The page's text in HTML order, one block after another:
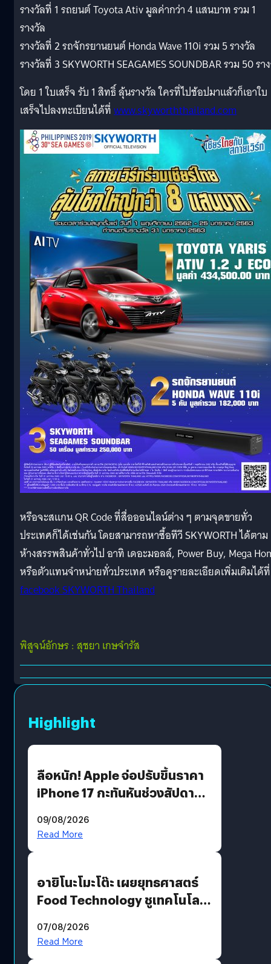
รางวัลที่ 1 รถยนต์ Toyota Ativ มูลค่ากว่า 4 แสนบาท รวม 1
รางวัล
รางวัลที่ 2 รถจักรยานยนต์ Honda Wave 110i รวม 5 รางวัล
รางวัลที่ 3 SKYWORTH SEAGAMES SOUNDBAR รวม 50 รา
โดย 1 ใบเสร็จ รับ 1 สิทธิ์ ลุ้นรางวัล ใครที่ไปช้อปมาแล้วก็เอาใบ
เสร็จไปลงทะเบียนได้ที่www.skyworththailand.com
หรือจะสแกน QR Code ที่สื่อออนไลน์ต่าง ๆ ตามจุดขายทั่ว
ประเทศก็ได้เช่นกัน โดยสามารถหาซื้อทีวี SKYWORTH ได้ตาม
ห้างสรรพสินค้าทั่วไป อาทิ เดอะมอลล์, Power Buy, Mega
หรือตัวแทนจำหน่ายทั่วประเทศ หรือดูรายละเอียดเพิ่มเติมได้ที่
facebook SKYWORTH Thailand
พิสูจน์อักษร : สุชยา เกษจำรัส
Highlight
ลือหนัก! Apple จ่อปรับขึ้นราคา
iPhone 17 กะทันหันช่วงสัปดาห์ที่
09/08/2026
Read More
อายิโนะโมะโต๊ะ เผยยุทธศาสตร์
Food Technology ชูเทคโนโลยี
บริโภคและ B2B
07/08/2026
Read More